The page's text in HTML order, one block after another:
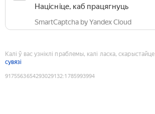
Націсніце, каб працягнуць
SmartCaptcha by Yandex Cloud
Калі ў вас узніклі праблемы, калі ласка, скарыстайце
сувязі
9175563654293029132:1785993994